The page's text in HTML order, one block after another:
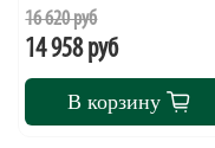
16 620 руб
14 958 руб
В корзину